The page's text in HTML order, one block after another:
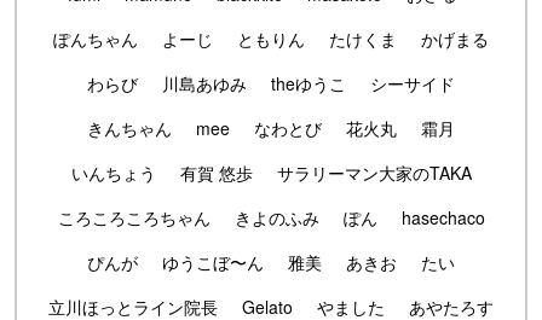
ぽんちゃん
よーじ ともりん たけくま
かげまる
わらび
川島あゆみ theゆうこ
シーサイド
きんちゃん
mee なわとび 花火丸
霜月
いんちょう
有賀 悠歩
サラリーマン大家のTAKA
ころころころちゃん
きよのふみ ぽん
hasechaco
ぴんが
ゆうこぼ〜ん 雅美 あきお
たい
立川ほっとライン院長
Gelato やました
あやたろす